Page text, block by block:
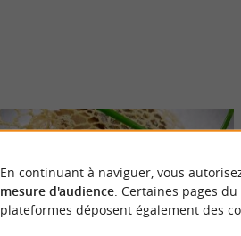
En continuant à naviguer, vous
mesure d'audience. Certaines pages
plateformes déposent également des